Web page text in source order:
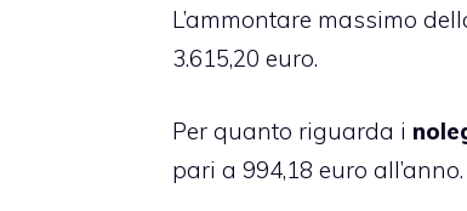
L’ammontare massimo
3.615,20 euro.
Per quanto riguarda i
pari a 994,18 euro all’anno.